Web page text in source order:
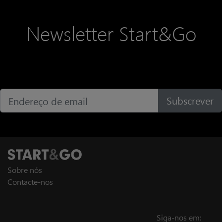
Newsletter Start&Go
Subscrever
Sobre nós
Contacte-nos
Siga-nos em: